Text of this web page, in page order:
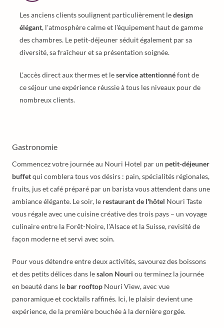
Les anciens clients soulignent particulièrement ledesign
élégant, l'atmosphère calme et l'équipement haut de gamme
des chambres. Le petit-déjeuner séduit également par sa
diversité, sa fraîcheur et sa présentation soignée.
L'accès direct aux thermes et leservice attentionnéfont de
ce séjour une expérience réussie à tous les niveaux pour de
nombreux clients.
Gastronomie
Commencez votre journée au Nouri Hotel par un petit-déjeuner
buffetqui comblera tous vos désirs : pain, spécialités régionales,
fruits, jus et café préparé par un barista vous attendent dans une
ambiance élégante. Le soir, le restaurant de l'hôtel Nouri Taste
vous régale avec une cuisine créative des trois pays – un voyage
culinaire entre la Forêt-Noire, l'Alsace et la Suisse, revisité de
façon moderne et servi avec soin.
Pour vous détendre entre deux activités, savourez des boissons
et des petits délices dans lesalon Nouri ou terminez la journée
en beauté dans le bar rooftop Nouri View, avec vue
panoramique et cocktails raffinés. Ici, le plaisir devient une
expérience, de la première bouchée à la dernière gorgée.